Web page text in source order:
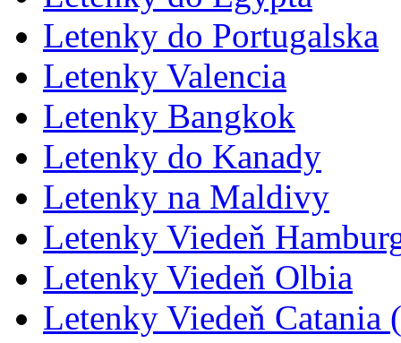
Letenky do Portugalska
Letenky Valencia
Letenky Bangkok
Letenky do Kanady
Letenky na Maldivy
Letenky Viedeň
Letenky Viedeň Olbia
Letenky Viedeň Catania